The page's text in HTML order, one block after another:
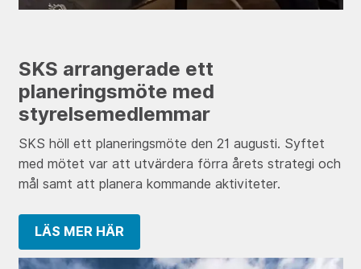
SKS arrangerade ett
planeringsmöte med
styrelsemedlemmar
SKS höll ett planeringsmöte den 21 augusti. Syftet
med mötet var att utvärdera förra årets strategi och
mål samt att planera kommande aktiviteter.
LÄS MER HÄR